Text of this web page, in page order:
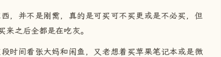
，并不是刚需，真的是可买可不买更或是不必买，但
之后全都是在吃灰。
时间看张大妈和闲鱼，又老想着买苹果笔记本或是微